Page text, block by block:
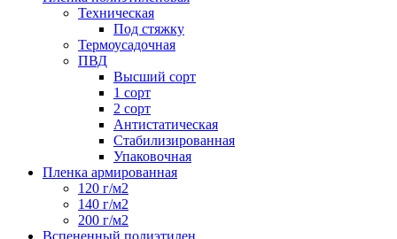
Техническая
Под стяжку
Термоусадочная
ПВД
Высший сорт
1 сорт
2 сорт
Антистатическая
Стабилизированная
Упаковочная
Пленка армированная
120 г/м2
140 г/м2
200 г/м2